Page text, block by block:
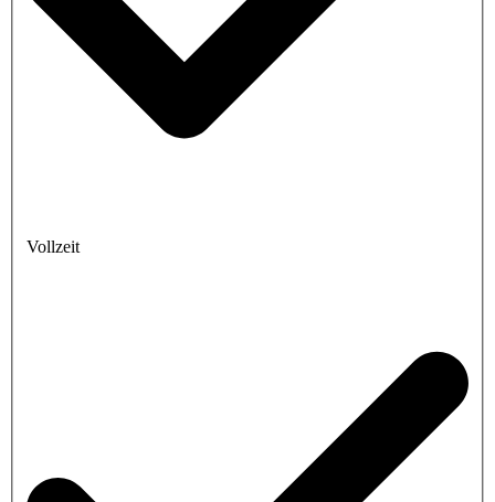
Vollzeit